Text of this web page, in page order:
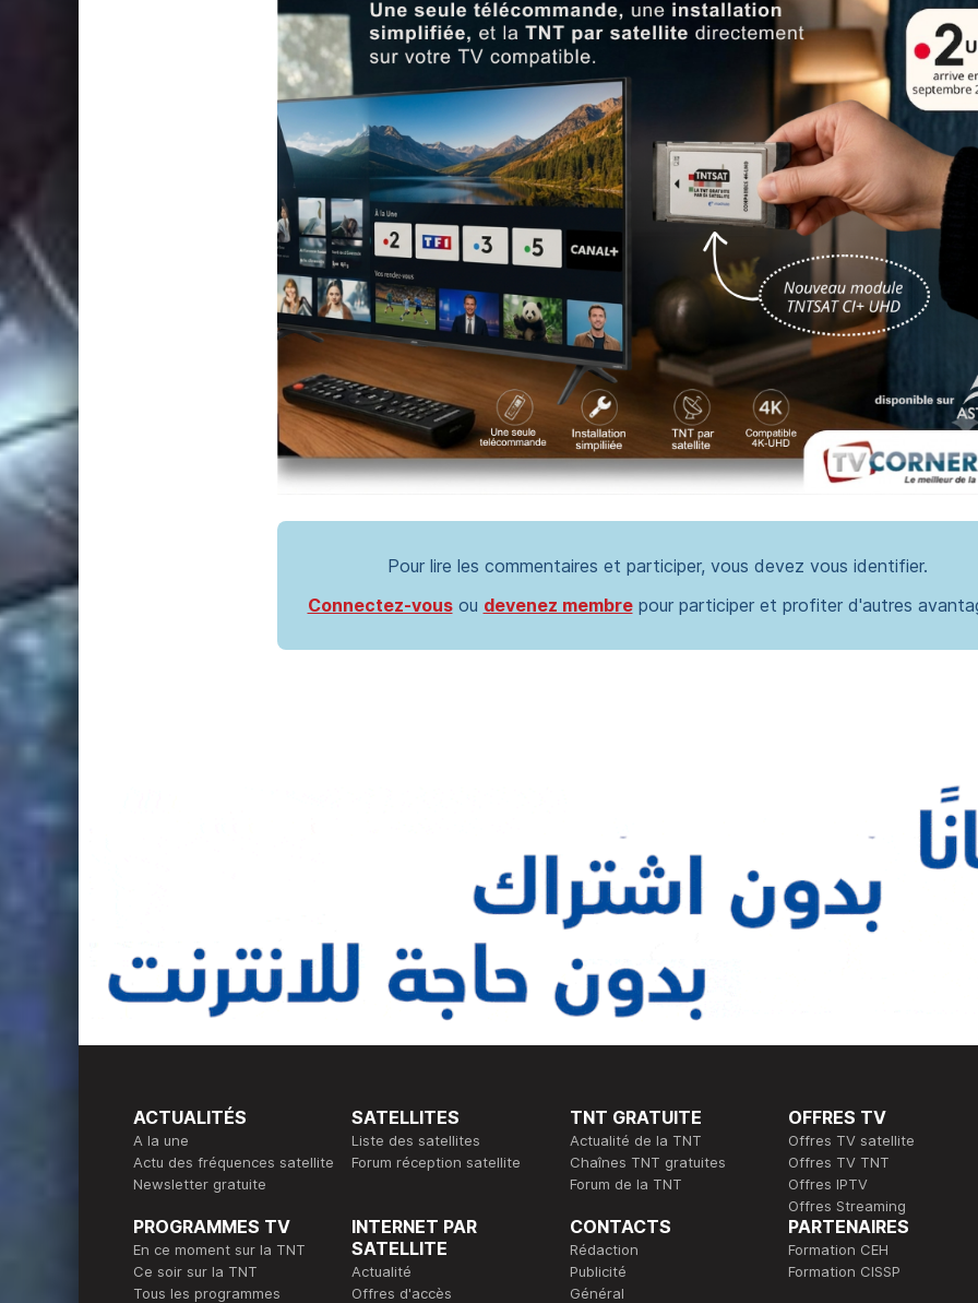
Pour lire les commentaires et participer, vous devez vous identifier.
Connectez-vousou devenez membrepour participer et profiter d'autres
ACTUALITÉS
A la une
Actu des fréquences satellite
Newsletter gratuite
SATELLITES
Liste des satellites
Forum réception satellite
TNT GRATUITE
Actualité de la TNT
Chaînes TNT gratuites
Forum de la TNT
OFFRES TV
Offres TV satellite
Offres TV TNT
Offres IPTV
Offres Streaming
PROGRAMMES TV
En ce moment sur la TNT
Ce soir sur la TNT
Tous les programmes
INTERNET PAR
SATELLITE
Actualité
Offres d'accès
CONTACTS
Rédaction
Publicité
Général
PARTENAIRES
Formation CEH
Formation CISSP